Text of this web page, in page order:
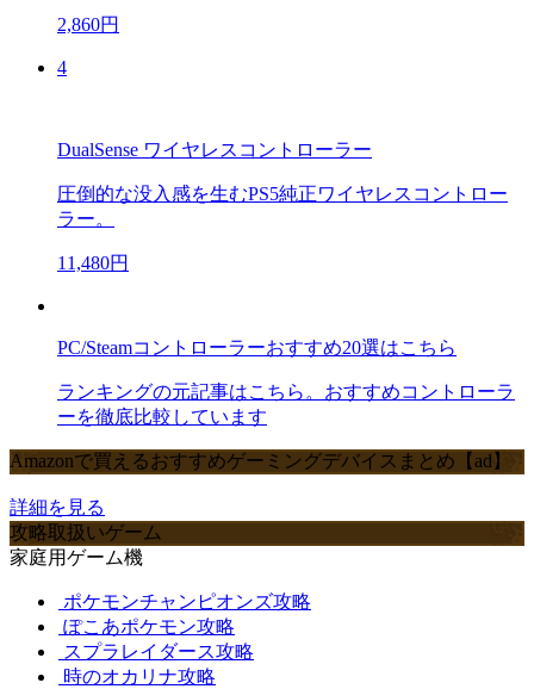
2,860円
4
DualSense ワイヤレスコントローラー
圧倒的な没入感を生むPS5純正ワイヤレスコントロー
ラー。
11,480円
PC/Steamコントローラーおすすめ20選はこちら
ランキングの元記事はこちら。おすすめコントローラ
ーを徹底比較しています
Amazonで買えるおすすめゲーミングデバイスまとめ【ad】
詳細を見る
攻略取扱いゲーム
家庭用ゲーム機
ポケモンチャンピオンズ攻略
ぽこあポケモン攻略
スプラレイダース攻略
時のオカリナ攻略